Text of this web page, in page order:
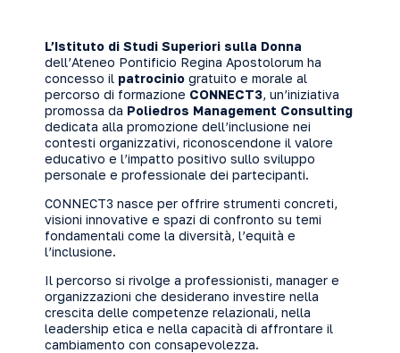
L’Istituto di Studi Superiori sulla Donna
dell’Ateneo Pontificio Regina Apostolorum ha
concesso il patrocinio gratuito e morale al
percorso di formazione CONNECT3, un’iniziativa
promossa da Poliedros Management Consulting
dedicata alla promozione dell’inclusione nei
contesti organizzativi, riconoscendone il valore
educativo e l’impatto positivo sullo sviluppo
personale e professionale dei partecipanti.
CONNECT3 nasce per offrire strumenti concreti,
visioni innovative e spazi di confronto su temi
fondamentali come la diversità, l’equità e
l’inclusione.
Il percorso si rivolge a professionisti, manager e
organizzazioni che desiderano investire nella
crescita delle competenze relazionali, nella
leadership etica e nella capacità di affrontare il
cambiamento con consapevolezza.